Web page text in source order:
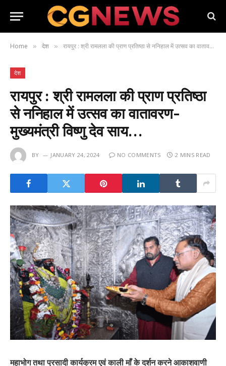
Home » देश » रायपुर : श्री रामलला की प्राण प्रतिष्ठा से ननिहाल में उत्सव का वातावरण- मुख्यमंत्री विष्णु देव साय…
देश
रायपुर : श्री रामलला की प्राण प्रतिष्ठा
से ननिहाल में उत्सव का वातावरण-
मुख्यमंत्री विष्णु देव साय…
BY JANUARY 24, 2024 NO COMMENTS 2 MINS READ
महाभोग तथा प्रसादी कार्यक्रम एवं काली माँ के दर्शन करने आकाशवाणी